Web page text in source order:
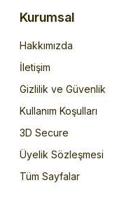
Kurumsal
Hakkımızda
İletişim
Gizlilik ve Güvenlik
Kullanım Koşulları
3D Secure
Üyelik Sözleşmesi
Tüm Sayfalar